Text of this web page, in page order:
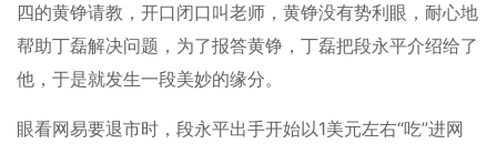
四的黄铮请教，开口闭口叫老师，黄铮没有势利眼，耐心地
帮助丁磊解决问题，为了报答黄铮，丁磊把段永平介绍给了
他，于是就发生一段美妙的缘分。
眼看网易要退市时，段永平出手开始以1美元左右“吃”进网